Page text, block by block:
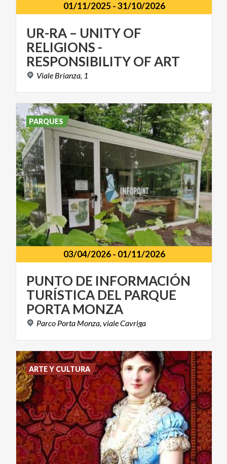
01/11/2025-31/10/2026
UR-RA – UNITY OF
RELIGIONS -
RESPONSIBILITY OF ART
Viale Brianza, 1
03/04/2026- 01/11/2026
PUNTO DE INFORMACIÓN
TURÍSTICA DEL PARQUE
PORTA MONZA
Parco Porta Monza,vialeCavriga
PARQUES
ARTE Y CULTURA